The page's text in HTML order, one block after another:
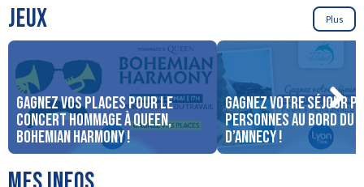
JEUX Plus
Gagnez vos places pour le
concert Hommage à Queen,
Bohemian Harmony !
Gagnez votre séjour
personnes au bord du
d’Annecy !